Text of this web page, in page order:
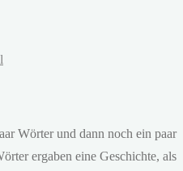
Wörter und dann noch ein paar
ergaben eine Geschichte, als